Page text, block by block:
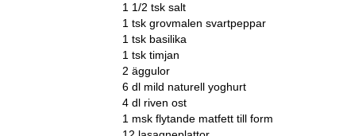
1 1/2 tsk salt
1 tsk grovmalen svartpeppar
1 tsk basilika
1 tsk timjan
2 äggulor
6 dl mild naturell yoghurt
4 dl riven ost
1 msk flytande matfett till form